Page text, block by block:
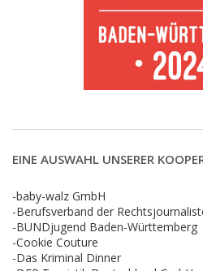
EINE AUSWAHL UNSERER
-baby-walz GmbH
-Berufsverband der
-BUNDjugend Baden-Württemberg
-Cookie Couture
-Das Kriminal Dinner